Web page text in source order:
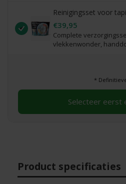
Reinigingsset voor
€39,95
Complete
vlekkenwonder,
*
Selecteer eerst
Product specificaties